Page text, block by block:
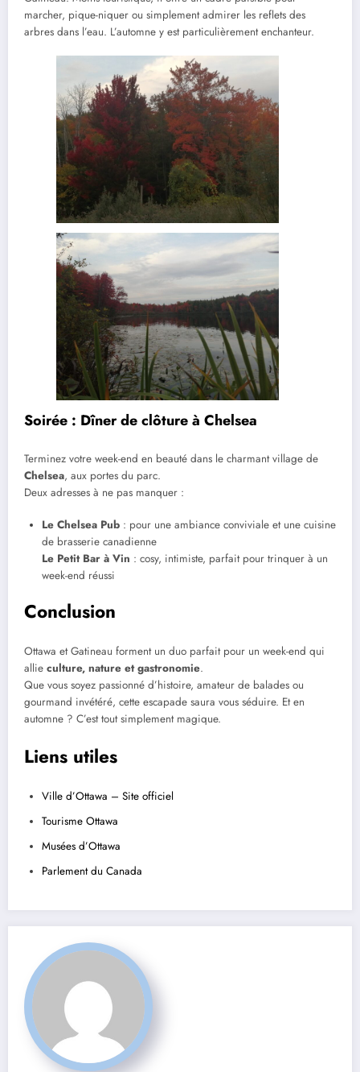
marcher, pique-niquer ou simplement admirer les reflets des
arbres dans l’eau. L’automne y est particulièrement enchanteur.
Soirée : Dîner de clôture à Chelsea
Terminez votre week-end en beauté dans le charmant village de
Chelsea, aux portes du parc.
Deux adresses à ne pas manquer :
Le Chelsea Pub : pour une ambiance conviviale et une cuisine
de brasserie canadienne
Le Petit Bar à Vin : cosy, intimiste, parfait pour trinquer à un
week-end réussi
Conclusion
Ottawa et Gatineau forment un duo parfait pour un week-end qui
allie culture, nature et gastronomie.
Que vous soyez passionné d’histoire, amateur de balades ou
gourmand invétéré, cette escapade saura vous séduire. Et en
automne ? C’est tout simplement magique.
Liens utiles
Ville d’Ottawa – Site officiel
Tourisme Ottawa
Musées d’Ottawa
Parlement du Canada